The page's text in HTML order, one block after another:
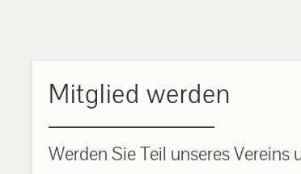
Mitglied werden
Werden Sie Teil unseres